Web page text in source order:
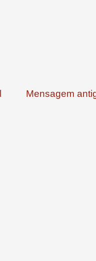
Mensagem